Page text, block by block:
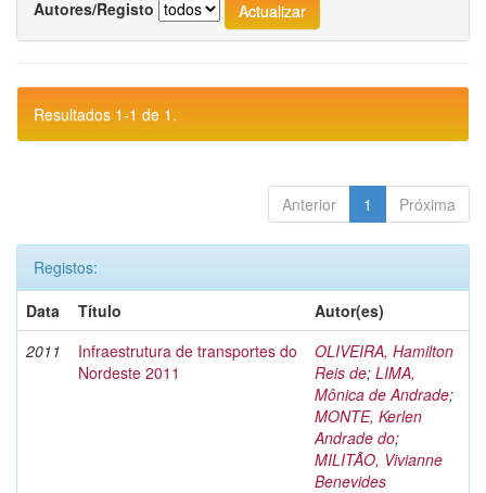
Autores/Registo
Resultados 1-1 de 1.
Anterior 1 Próxima
Registos:
Data
Título
Autor(es)
2011
Infraestrutura de transportes do
Nordeste 2011
OLIVEIRA, Hamilton
Reis de; LIMA,
Mônica de Andrade;
MONTE, Kerlen
Andrade do;
MILITÃO, Vivianne
Benevides